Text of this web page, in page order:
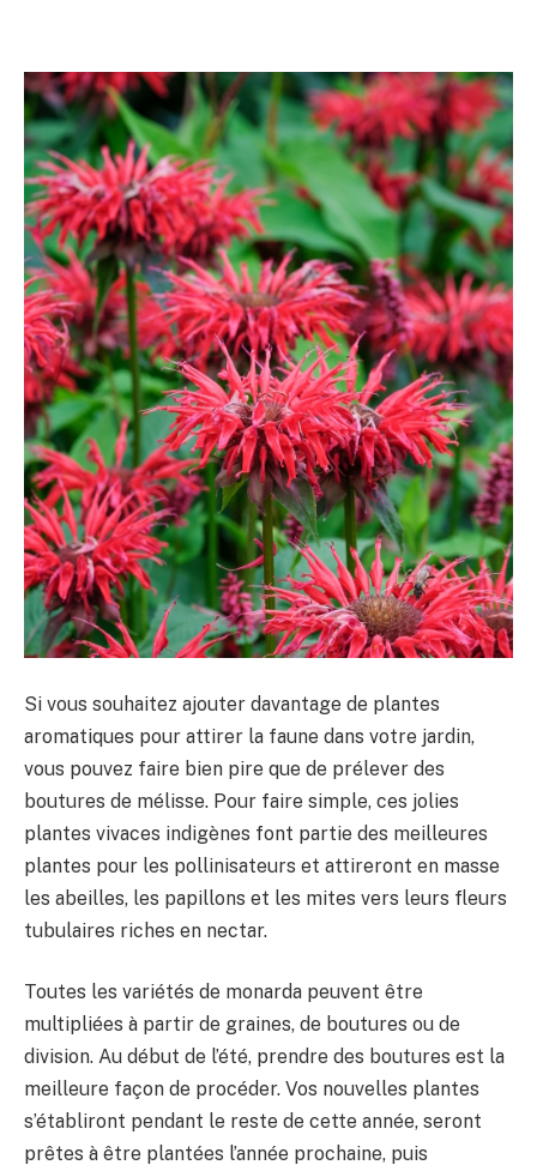
Si vous souhaitez ajouter davantage de plantes
aromatiques pour attirer la faune dans votre jardin,
vous pouvez faire bien pire que de prélever des
boutures de mélisse. Pour faire simple, ces jolies
plantes vivaces indigènes font partie des meilleures
plantes pour les pollinisateurs et attireront en masse
les abeilles, les papillons et les mites vers leurs fleurs
tubulaires riches en nectar.
Toutes les variétés de monarda peuvent être
multipliées à partir de graines, de boutures ou de
division. Au début de l’été, prendre des boutures est la
meilleure façon de procéder. Vos nouvelles plantes
s’établiront pendant le reste de cette année, seront
prêtes à être plantées l’année prochaine, puis